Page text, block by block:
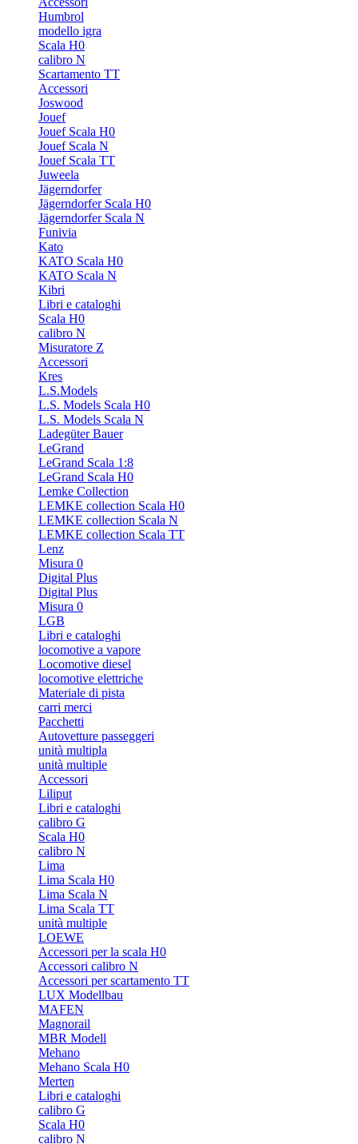
Humbrol
modello igra
Scala H0
calibro N
Scartamento TT
Accessori
Joswood
Jouef
Jouef Scala H0
Jouef Scala N
Jouef Scala TT
Juweela
Jägerndorfer
Jägerndorfer Scala H0
Jägerndorfer Scala N
Funivia
Kato
KATO Scala H0
KATO Scala N
Kibri
Libri e cataloghi
Scala H0
calibro N
Misuratore Z
Accessori
Kres
L.S.Models
L.S. Models Scala H0
L.S. Models Scala N
Ladegüter Bauer
LeGrand
LeGrand Scala 1:8
LeGrand Scala H0
Lemke Collection
LEMKE collection Scala H0
LEMKE collection Scala N
LEMKE collection Scala TT
Lenz
Misura 0
Digital Plus
Digital Plus
Misura 0
LGB
Libri e cataloghi
locomotive a vapore
Locomotive diesel
locomotive elettriche
Materiale di pista
carri merci
Pacchetti
Autovetture passeggeri
unità multipla
unità multiple
Accessori
Liliput
Libri e cataloghi
calibro G
Scala H0
calibro N
Lima
Lima Scala H0
Lima Scala N
Lima Scala TT
unità multiple
LOEWE
Accessori per la scala H0
Accessori calibro N
Accessori per scartamento TT
LUX Modellbau
MAFEN
Magnorail
MBR Modell
Mehano
Mehano Scala H0
Merten
Libri e cataloghi
calibro G
Scala H0
calibro N